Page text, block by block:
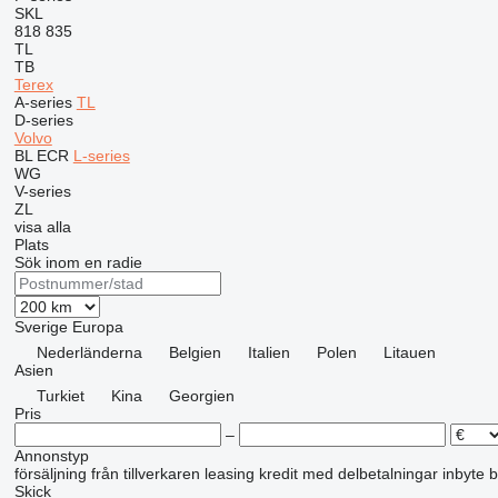
SKL
818 835
TL
TB
Terex
A-series TL
D-series
Volvo
BL ECR L-series
WG
V-series
ZL
visa alla
Plats
Sök inom en radie
Sverige Europa
Nederländerna
Belgien Italien Polen
Litauen
Asien
Turkiet
Kina
Georgien
Pris
–
Annonstyp
försäljning från tillverkaren leasing kredit med delbetalningar inbyte
Skick